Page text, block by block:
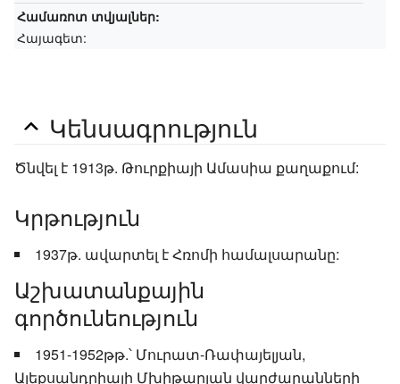
Համառոտ տվյալներ:
Հայագետ:
Կենսագրություն
Ծնվել է 1913թ. Թուրքիայի Ամասիա քաղաքում:
Կրթություն
1937թ. ավարտել է Հռոմի համալսարանը:
Աշխատանքային
գործունեություն
1951-1952թթ.՝ Մուրատ-Ռափայելյան,
Ալեքսանդրիայի Մխիթարյան վարժարանների